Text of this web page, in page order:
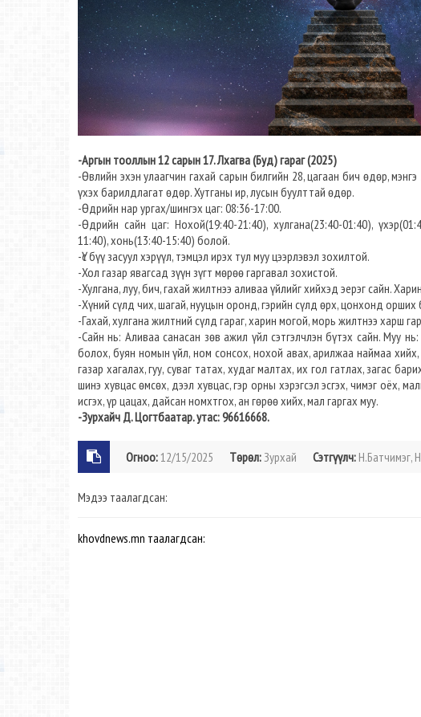
-Аргын тооллын 12 сарын 17. Лхагва (Буд) гараг (2025)
-Өвлийн эхэн улаагчин гахай сарын билгийн 28, цагаан бич өдөр,
үхэх барилдлагат өдөр. Хутганы ир, лусын буулттай өдөр.
-Өдрийн нар ургах/шингэх цаг: 08:36-17:00.​
-Өдрийн сайн цаг: Нохой(19:40-21:40), хулгана(23:40-01:40),
11:40), хонь(13:40-15:40) болой.
-Үс бүү засуул хэрүүл, тэмцэл ирэх тул муу цээрлэвэл зохилтой.
-Хол газар явагсад зүүн зүгт мөрөө гаргавал зохистой.
-Хулгана, луу, бич, гахай жилтнээ аливаа үйлийг хийхэд эерэг сайн.
-Хүний сүлд чих, шагай, нууцын оронд, гэрийн сүлд өрх, цонхонд орших
-Гахай, хулгана жилтний сүлд гараг, харин могой, морь жилтнээ харш
-Сайн нь: Аливаа санасан зөв ажил үйл сэтгэлчлэн бүтэх сайн. Муу нь:
болох, буян номын үйл, ном сонсох, нохой авах, арилжаа наймаа хийх,
газар хагалах, гуу, суваг татах, худаг малтах, их гол гатлах, загас
шинэ хувцас өмсөх, дээл хувцас, гэр орны хэрэгсэл эсгэх, чимэг оёх,
исгэх, үр цацах, дайсан номхтгох, ан гөрөө хийх, мал гаргах муу.
-Зурхайч Д. Цогтбаатар. утас: 96616668.
Огноо:12/15/2025 Төрөл:Зурхай Сэтгүүлч: Н.Батчимэг,
Мэдээ таалагдсан:
khovdnews.mn таалагдсан: